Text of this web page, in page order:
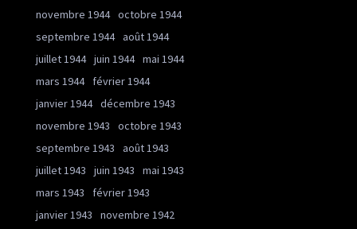
novembre 1944 octobre 1944
septembre 1944 août 1944
juillet 1944 juin 1944 mai 1944
mars 1944
février 1944
janvier 1944 décembre 1943
novembre 1943
octobre 1943
septembre 1943
août 1943
juillet 1943
juin 1943
mai 1943
mars 1943
février 1943
janvier 1943
novembre 1942